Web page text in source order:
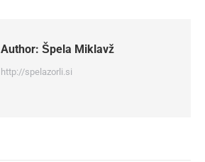
Author: Špela Miklavž
http://spelazorli.si